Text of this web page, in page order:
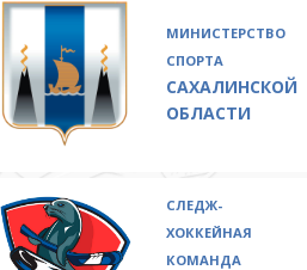
МИНИСТЕРСТВО
СПОРТА
САХАЛИНСКОЙ
ОБЛАСТИ
СЛЕДЖ-
ХОККЕЙНАЯ
КОМАНДА